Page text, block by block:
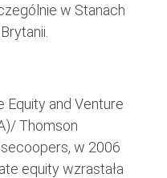
w Stanach
Equity and Venture
Thomson
w 2006
equity wzrastała